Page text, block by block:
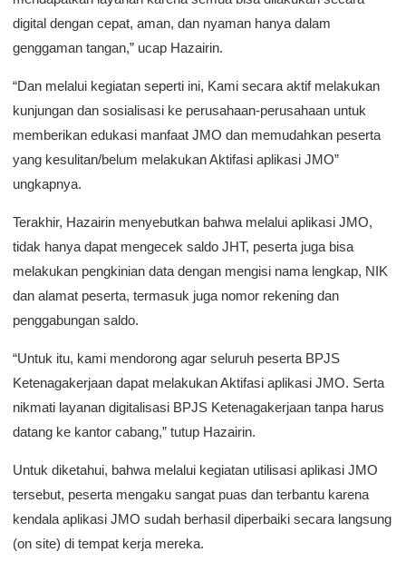
digital dengan cepat, aman, dan nyaman hanya dalam
genggaman tangan,” ucap Hazairin.
“Dan melalui kegiatan seperti ini, Kami secara aktif melakukan
kunjungan dan sosialisasi ke perusahaan-perusahaan untuk
memberikan edukasi manfaat JMO dan memudahkan peserta
yang kesulitan/belum melakukan Aktifasi aplikasi JMO”
ungkapnya.
Terakhir, Hazairin menyebutkan bahwa melalui aplikasi JMO,
tidak hanya dapat mengecek saldo JHT, peserta juga bisa
melakukan pengkinian data dengan mengisi nama lengkap, NIK
dan alamat peserta, termasuk juga nomor rekening dan
penggabungan saldo.
“Untuk itu, kami mendorong agar seluruh peserta BPJS
Ketenagakerjaan dapat melakukan Aktifasi aplikasi JMO. Serta
nikmati layanan digitalisasi BPJS Ketenagakerjaan tanpa harus
datang ke kantor cabang,” tutup Hazairin.
Untuk diketahui, bahwa melalui kegiatan utilisasi aplikasi JMO
tersebut, peserta mengaku sangat puas dan terbantu karena
kendala aplikasi JMO sudah berhasil diperbaiki secara langsung
(on site) di tempat kerja mereka.